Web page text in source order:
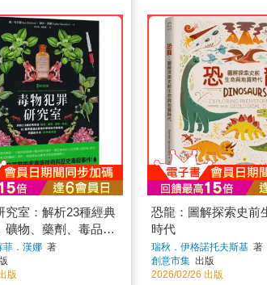
究室：解析23種經典
礦物、藥劑、毒品，
毒物科學揭秘恐怖
法【經典重現版】
菲．漢娜著
版
恐龍：圖解探索史前
時代
瑞秋．伊格諾托夫斯基著
創意市集 出版
2026/02/26 出版